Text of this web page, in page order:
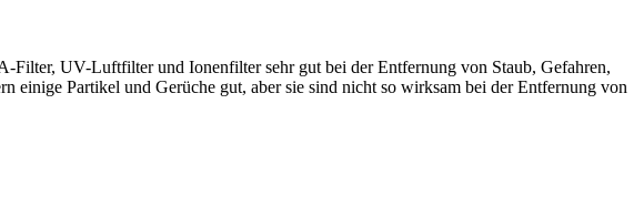
UV-Luftfilter und Ionenfilter sehr gut bei der Entfernung von Staub, Gefahren,
Partikel und Gerüche gut, aber sie sind nicht so wirksam bei der Entfernung von